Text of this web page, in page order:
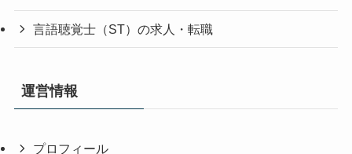
言語聴覚士（ST）の求人・転職
運営情報
プロフィール